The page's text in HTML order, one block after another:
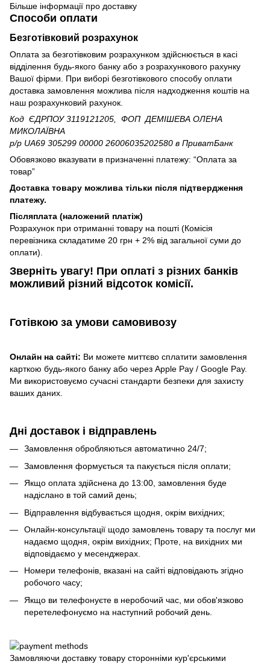
Більше інформації про доставку
Способи оплати
Безготівковий розрахунок
Оплата за безготівковим розрахунком здійснюється в касі
відділення будь-якого банку або з розрахункового рахунку
Вашої фірми. При виборі безготівкового способу оплати
доставка замовлення можлива після надходження коштів на
наш розрахунковий рахунок.
Код ЄДРПОУ 3119121205, ФОП ДЕМІШЕВА ОЛЕНА
МИКОЛАЇВНА
р/р UA69 305299 00000 26006035202580 в ПриватБанк
Обовязково вказувати в призначенні платежу: “Оплата за
товар”
Доставка товару можлива тільки після підтвердження
платежу.
Післяплата (наложений платіж)
Розрахунок при отриманні товару на пошті (Комісія
перевізника складатиме 20 грн + 2% від загальної суми до
оплати).
Зверніть увагу!​ При оплаті з різних банків
можливий різний відсоток комісії.
Готівкою за умови самовивозу
Онлайн на сайті: Ви можете миттєво сплатити замовлення
карткою будь-якого банку або через Apple Pay / Google Pay.
Ми використовуємо сучасні стандарти безпеки для захисту
ваших даних.
Дні доставок і відправлень
Замовлення обробляються автоматично 24/7;
Замовлення формується та пакується після оплати;
Якщо оплата здійснена до 13:00, замовлення буде
надіслано в той самий день;
Відправлення відбувається щодня, окрім вихідних;
Онлайн-консультації щодо замовлень товару та послуг ми
надаємо щодня, окрім вихідних; Проте, на вихідних ми
відповідаємо у месенджерах.
Номери телефонів, вказані на сайті відповідають згідно
робочого часу;
Якщо ви телефонуєте в неробочий час, ми обов'язково
перетелефонуємо на наступний робочий день.
Замовляючи доставку товару сторонніми кур'єрськими